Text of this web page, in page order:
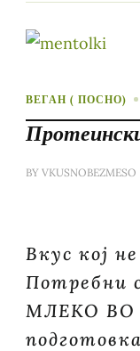
ВЕГАН ( ПОСНО)
BY VKUSNOBEZMESO
Вкус кој
Потребни
МЛЕКО ВО